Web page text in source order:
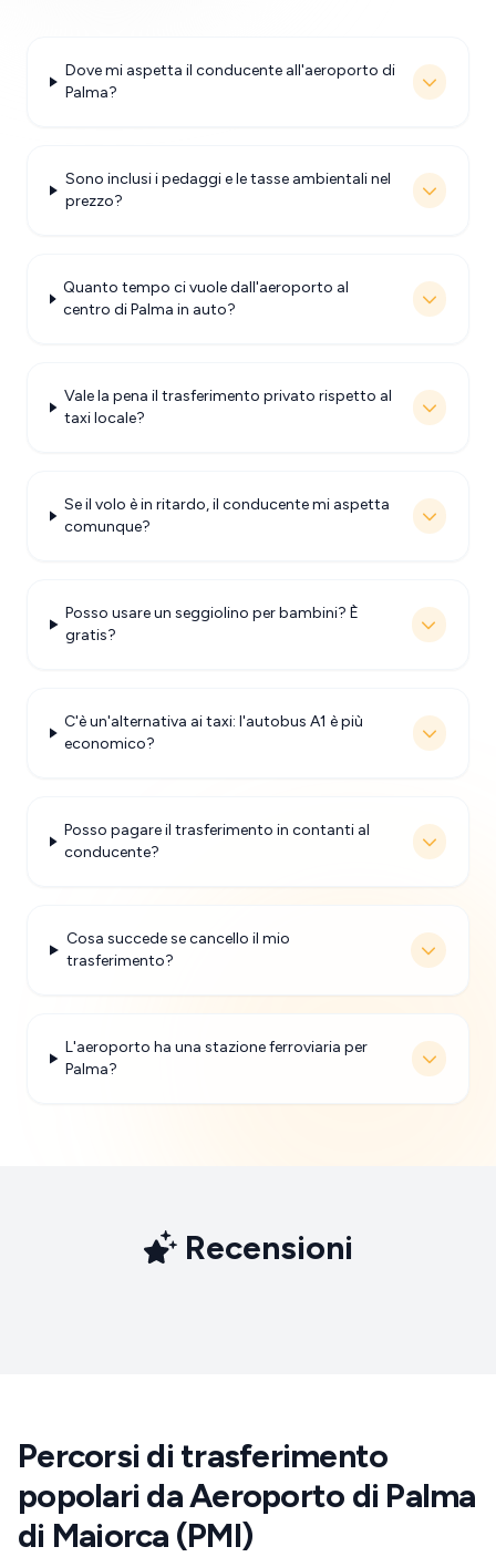
Dove mi aspetta il conducente all'aeroporto di
Palma?
Sono inclusi i pedaggi e le tasse ambientali nel
prezzo?
Quanto tempo ci vuole dall'aeroporto al
centro di Palma in auto?
Vale la pena il trasferimento privato rispetto al
taxi locale?
Se il volo è in ritardo, il conducente mi aspetta
comunque?
Posso usare un seggiolino per bambini? È
gratis?
C'è un'alternativa ai taxi: l'autobus A1 è più
economico?
Posso pagare il trasferimento in contanti al
conducente?
Cosa succede se cancello il mio
trasferimento?
L'aeroporto ha una stazione ferroviaria per
Palma?
Recensioni
Percorsi di trasferimento
popolari da Aeroporto di Palma
di Maiorca (PMI)